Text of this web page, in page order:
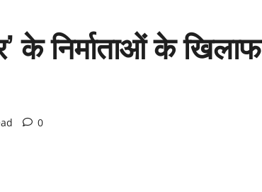
के निर्माताओं के खिलाफ
0